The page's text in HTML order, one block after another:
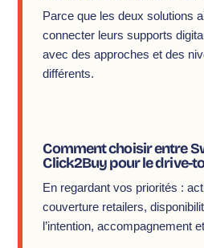
Parce que les deux solutions
connecter leurs supports
avec des approches et des
différents.
Comment choisir entre
Click2Buy pour le drive-
En regardant vos priorités :
couverture retailers,
l’intention, accompagnement